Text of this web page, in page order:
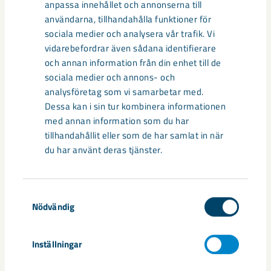
anpassa innehållet och annonserna till
användarna, tillhandahålla funktioner för
sociala medier och analysera vår trafik. Vi
vidarebefordrar även sådana identifierare
och annan information från din enhet till de
sociala medier och annons- och
analysföretag som vi samarbetar med.
Dessa kan i sin tur kombinera informationen
med annan information som du har
tillhandahållit eller som de har samlat in när
du har använt deras tjänster.
Nödvändig
Inställningar
Taggar
samhällsomvandling
Relaterat innehåll